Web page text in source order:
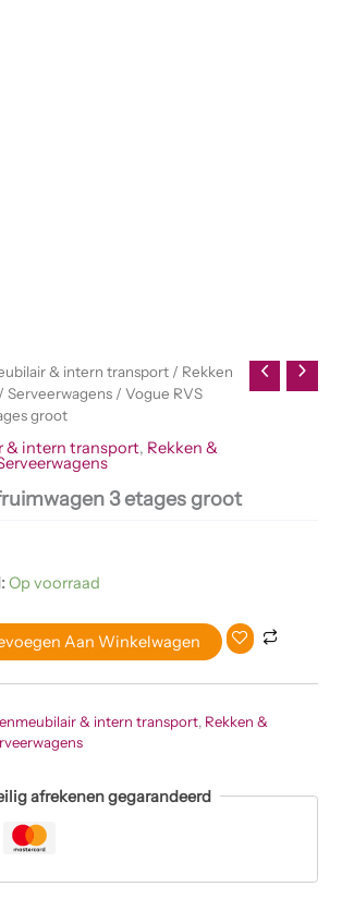
& intern transport / Rekken
/Serveerwagens / Vogue RVS
groot
& intern transport, Rekken &
3 etages groot
Op voorraad
Aan Winkelwagen
& intern transport, Rekken &
afrekenen gegarandeerd